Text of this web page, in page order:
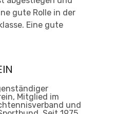
gute Rolle in der
Eine gute
Mitglied im
und